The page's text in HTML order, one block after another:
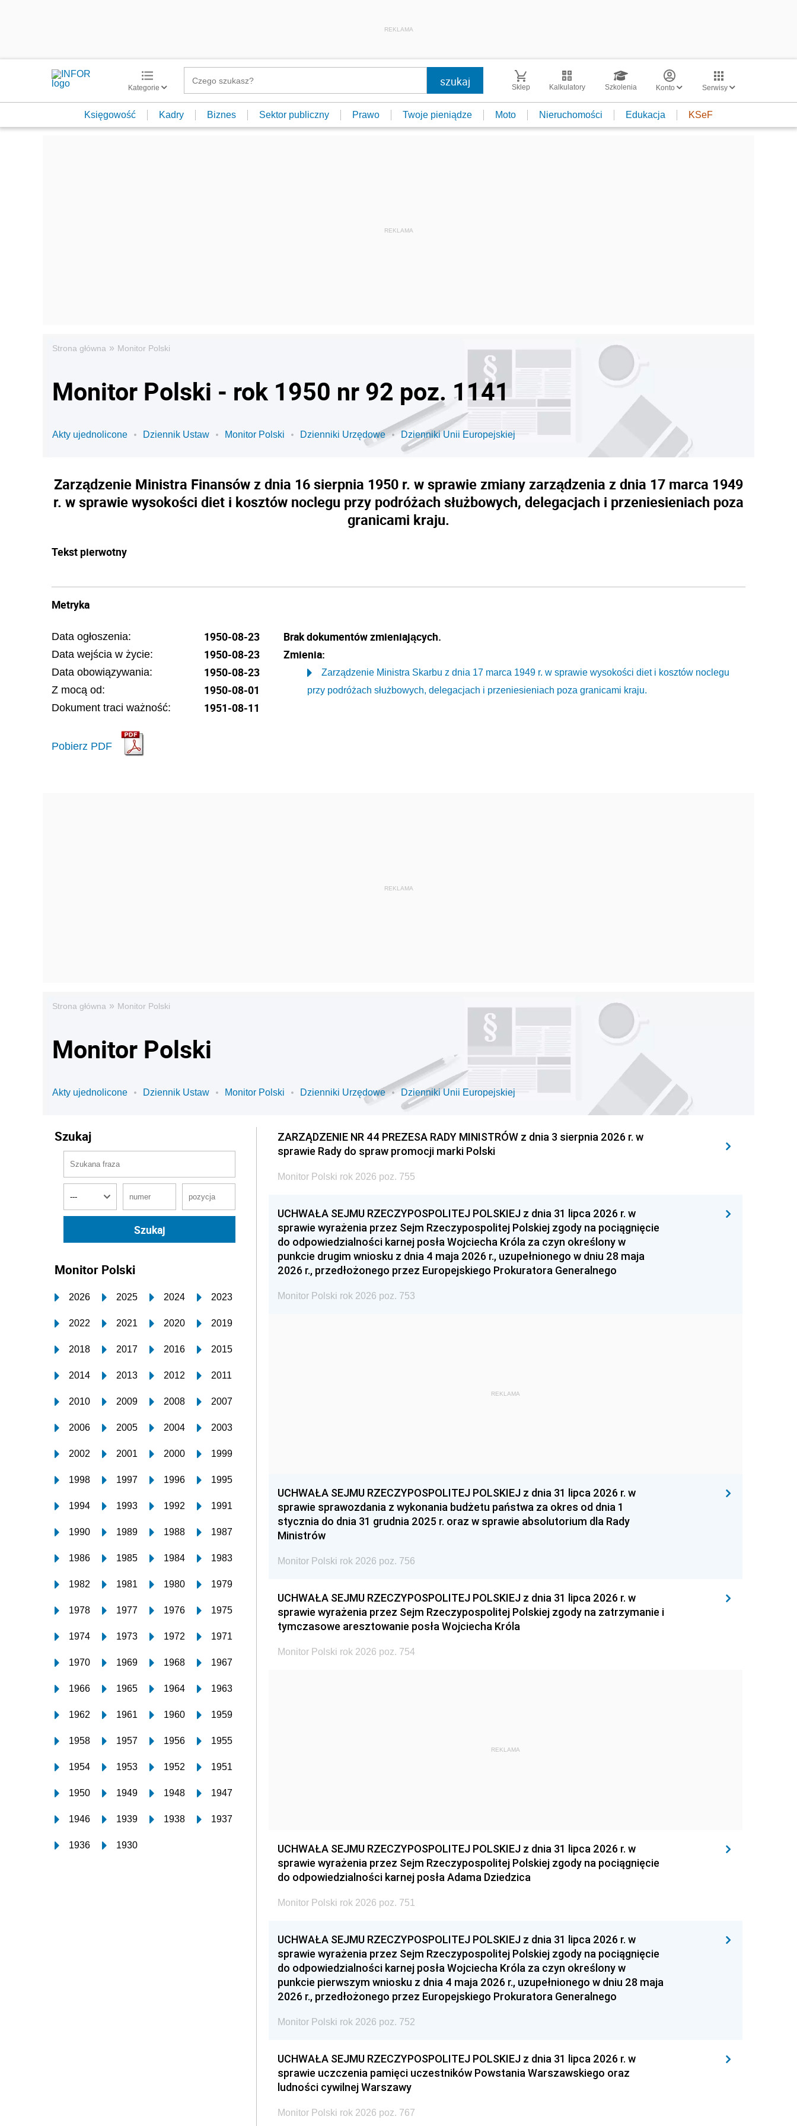
REKLAMA
Kategorie Sklep Kalkulatory Szkolenia Konto Serwisy
Księgowość Kadry Biznes Sektor publiczny Prawo Twoje pieniądze Moto Nieruchomości Edukacja KSeF
Strona główna » Monitor Polski
Monitor Polski - rok 1950 nr 92 poz. 1141
Akty ujednolicone Dziennik Ustaw Monitor Polski Dzienniki Urzędowe Dzienniki Unii Europejskiej
Zarządzenie Ministra Finansów z dnia 16 sierpnia 1950 r. w sprawie zmiany zarządzenia z dnia 17 marca 1949
r. w sprawie wysokości diet i kosztów noclegu przy podróżach służbowych, delegacjach i przeniesieniach poza
granicami kraju.
Tekst pierwotny
Metryka
Data ogłoszenia: 1950-08-23
Data wejścia w życie: 1950-08-23
Data obowiązywania: 1950-08-23
Z mocą od: 1950-08-01
Dokument traci ważność: 1951-08-11
Pobierz PDF
Brak dokumentów zmieniających.
Zmienia:
Zarządzenie Ministra Skarbu z dnia 17 marca 1949 r. w sprawie wysokości diet i kosztów noclegu
przy podróżach służbowych, delegacjach i przeniesieniach poza granicami kraju.
Strona główna » Monitor Polski
Monitor Polski
Akty ujednolicone Dziennik Ustaw Monitor Polski Dzienniki Urzędowe Dzienniki Unii Europejskiej
Szukaj
Monitor Polski
2026 2025 2024 2023
2022 2021 2020 2019
2018 2017 2016 2015
2014 2013 2012 2011
2010 2009 2008 2007
2006 2005 2004 2003
2002 2001 2000 1999
1998 1997 1996 1995
1994 1993 1992 1991
1990 1989 1988 1987
1986 1985 1984 1983
1982 1981 1980 1979
1978 1977 1976 1975
1974 1973 1972 1971
1970 1969 1968 1967
1966 1965 1964 1963
1962 1961 1960 1959
1958 1957 1956 1955
1954 1953 1952 1951
1950 1949 1948 1947
1946 1939 1938 1937
1936 1930
ZARZĄDZENIE NR 44 PREZESA RADY MINISTRÓW z dnia 3 sierpnia 2026 r. w
sprawie Rady do spraw promocji marki Polski
Monitor Polski rok 2026 poz. 755
UCHWAŁA SEJMU RZECZYPOSPOLITEJ POLSKIEJ z dnia 31 lipca 2026 r. w
sprawie wyrażenia przez Sejm Rzeczypospolitej Polskiej zgody na pociągnięcie
do odpowiedzialności karnej posła Wojciecha Króla za czyn określony w
punkcie drugim wniosku z dnia 4 maja 2026 r., uzupełnionego w dniu 28 maja
2026 r., przedłożonego przez Europejskiego Prokuratora Generalnego
Monitor Polski rok 2026 poz. 753
REKLAMA
UCHWAŁA SEJMU RZECZYPOSPOLITEJ POLSKIEJ z dnia 31 lipca 2026 r. w
sprawie sprawozdania z wykonania budżetu państwa za okres od dnia 1
stycznia do dnia 31 grudnia 2025 r. oraz w sprawie absolutorium dla Rady
Ministrów
Monitor Polski rok 2026 poz. 756
UCHWAŁA SEJMU RZECZYPOSPOLITEJ POLSKIEJ z dnia 31 lipca 2026 r. w
sprawie wyrażenia przez Sejm Rzeczypospolitej Polskiej zgody na zatrzymanie i
tymczasowe aresztowanie posła Wojciecha Króla
Monitor Polski rok 2026 poz. 754
REKLAMA
UCHWAŁA SEJMU RZECZYPOSPOLITEJ POLSKIEJ z dnia 31 lipca 2026 r. w
sprawie wyrażenia przez Sejm Rzeczypospolitej Polskiej zgody na pociągnięcie
do odpowiedzialności karnej posła Adama Dziedzica
Monitor Polski rok 2026 poz. 751
UCHWAŁA SEJMU RZECZYPOSPOLITEJ POLSKIEJ z dnia 31 lipca 2026 r. w
sprawie wyrażenia przez Sejm Rzeczypospolitej Polskiej zgody na pociągnięcie
do odpowiedzialności karnej posła Wojciecha Króla za czyn określony w
punkcie pierwszym wniosku z dnia 4 maja 2026 r., uzupełnionego w dniu 28 maja
2026 r., przedłożonego przez Europejskiego Prokuratora Generalnego
Monitor Polski rok 2026 poz. 752
UCHWAŁA SEJMU RZECZYPOSPOLITEJ POLSKIEJ z dnia 31 lipca 2026 r. w
sprawie uczczenia pamięci uczestników Powstania Warszawskiego oraz
ludności cywilnej Warszawy
Monitor Polski rok 2026 poz. 767